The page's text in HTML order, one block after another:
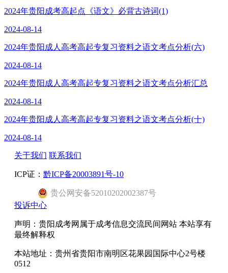
2024年贵阳成考高起点《语文》必背古诗词(1)
2024-08-14
2024年贵阳成人高考高起专复习资料之语文考点分析(六)
2024-08-14
2024年贵阳成人高考高起专复习资料之语文考点分析汇总
2024-08-14
2024年贵阳成人高考高起专复习资料之语文考点分析(十)
2024-08-14
关于我们 联系我们
ICP证： 黔ICP备20003891号-10
贵公网安备52010202002387号
投诉中心
声明：贵阳成考网属于成考信息交流民间网站 本站享有
最终解释权
本站地址：贵州省贵阳市南明区花果园国际中心2号楼
0512